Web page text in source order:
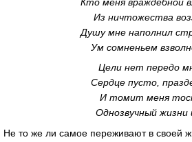
Из ничтожества
Душу мне наполнил
Ум сомненьем
Цели нет передо
Сердце пусто,
И томит меня
Однозвучный жизни
Не то же ли самое переживают в своей